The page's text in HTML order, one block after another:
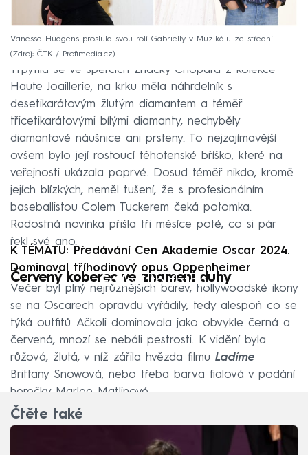
Vanessa Hudgens proslula svou rolí Gabrielly v Muzikálu ze střední.
Zdroj: ČTK / Profimedia.cz
Třpytila se ve špercích značky Chopard z kolekce
Haute Joaillerie, na krku měla náhrdelník s
desetikarátovým žlutým diamantem a téměř
třicetikarátovými bílými diamanty, nechyběly
diamantové náušnice ani prsteny. To nejzajímavější
ovšem bylo její rostoucí těhotenské bříško, které na
veřejnosti ukázala poprvé. Dosud téměř nikdo, kromě
jejích blízkých, neměl tušení, že s profesionálním
baseballistou Colem Tuckerem čeká potomka.
Radostná novinka přišla tři měsíce poté, co si pár
řekl své ano.
K TÉMATU: Předávání Cen Akademie Oscar 2024.
Dominoval tříhodinový opus Oppenheimer
Failed to fetch
Červený koberec ve znamení duhy
Večer byl plný nejrůznějších barev, hollywoodské ikony
se na Oscarech opravdu vyřádily, tedy alespoň co se
týká outfitů. Ačkoli dominovala jako obvykle černá a
červená, mnozí se nebáli pestrosti. K vidění byla
růžová, žlutá, v níž zářila hvězda filmu Ladíme
Brittany Snowová, nebo třeba barva fialová v podání
herečky Marlee Matlinové.
Čtěte také